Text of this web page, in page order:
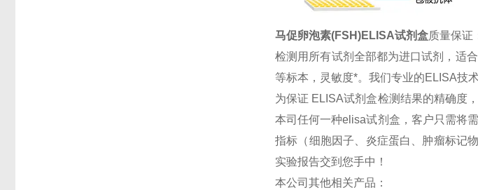
马促卵泡素(FSH)ELISA试剂盒质量保证
检测用所有试剂全部都为进口试剂，适
等标本，灵敏度*。我们专业的ELISA技
为保证 ELISA试剂盒检测结果的精确度
本司任何一种elisa试剂盒，客户只需将
指标（细胞因子、炎症蛋白、肿瘤标记
实验报告交到您手中！
本公司其他相关产品：